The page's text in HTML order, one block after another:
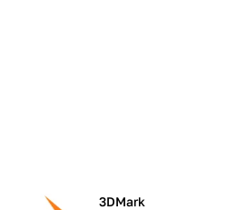
3DMark